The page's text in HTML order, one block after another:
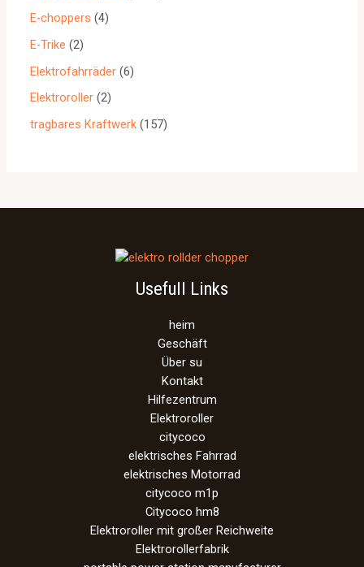
E-choppers 4
E-Trike 2
Elektrofahrräder 6
Elektroroller 2
tragbares Kraftwerk 157
Usefull Links
heim
Geschäft
Über su
Kontakt
Hilfezentrum
Elektroroller
citycoco
elektrisches Fahrrad
elektrisches Motorrad
citycoco m1p
Citycoco hm8
Elektroroller mit großer Reichweite
Elektrorollerfabrik